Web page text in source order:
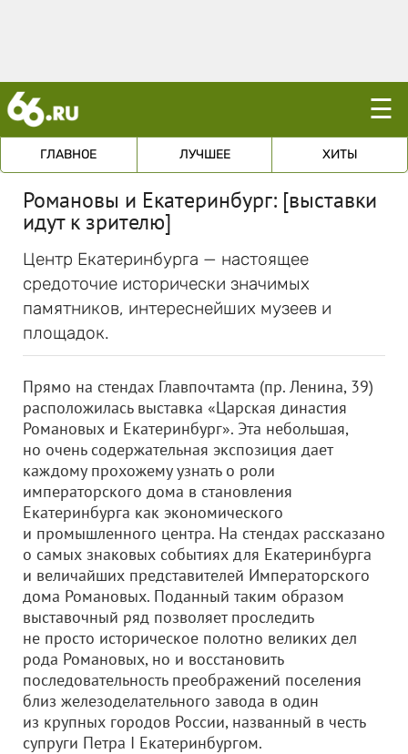
☰
ГЛАВНОЕ ЛУЧШЕЕ ХИТЫ
Романовы и Екатеринбург: [выставки
идут к зрителю]
Центр Екатеринбурга — настоящее
средоточие исторически значимых
памятников, интереснейших музеев и
площадок.
Прямо на стендах Главпочтамта (пр. Ленина, 39)
расположилась выставка «Царская династия
Романовых и Екатеринбург». Эта небольшая,
но очень содержательная экспозиция дает
каждому прохожему узнать о роли
императорского дома в становления
Екатеринбурга как экономического
и промышленного центра. На стендах рассказано
о самых знаковых событиях для Екатеринбурга
и величайших представителей Императорского
дома Романовых. Поданный таким образом
выставочный ряд позволяет проследить
не просто историческое полотно великих дел
рода Романовых, но и восстановить
последовательность преображений поселения
близ железоделательного завода в один
из крупных городов России, названный в честь
супруги Петра I Екатеринбургом.